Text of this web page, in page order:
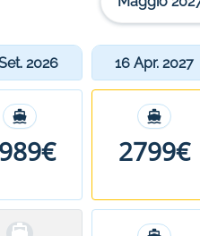
2026 16 Apr. 2027
2799€